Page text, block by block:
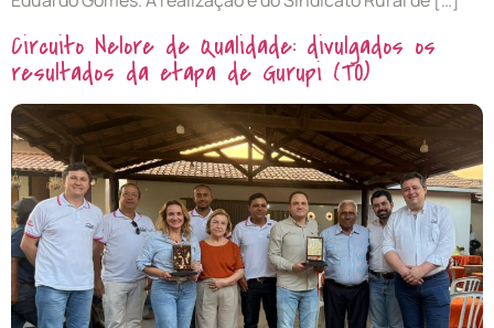
Circuito Nelore de Qualidade: divulgados os
resultados da etapa de Gurupi (TO)